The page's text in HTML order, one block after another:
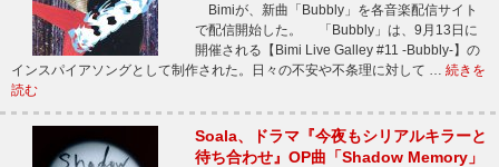
Bimiが、新曲「Bubbly」を各音楽配信サイト
で配信開始した。 「Bubbly」は、9月13日に
開催される【Bimi Live Galley #11 -Bubbly-】の
インスパイアソングとして制作された。日々の不安や不条理に対して … 続きを
読む
Soala、ドラマ『今夜もシリアルキラーと
待ち合わせ』OP曲「Shadow Memory」